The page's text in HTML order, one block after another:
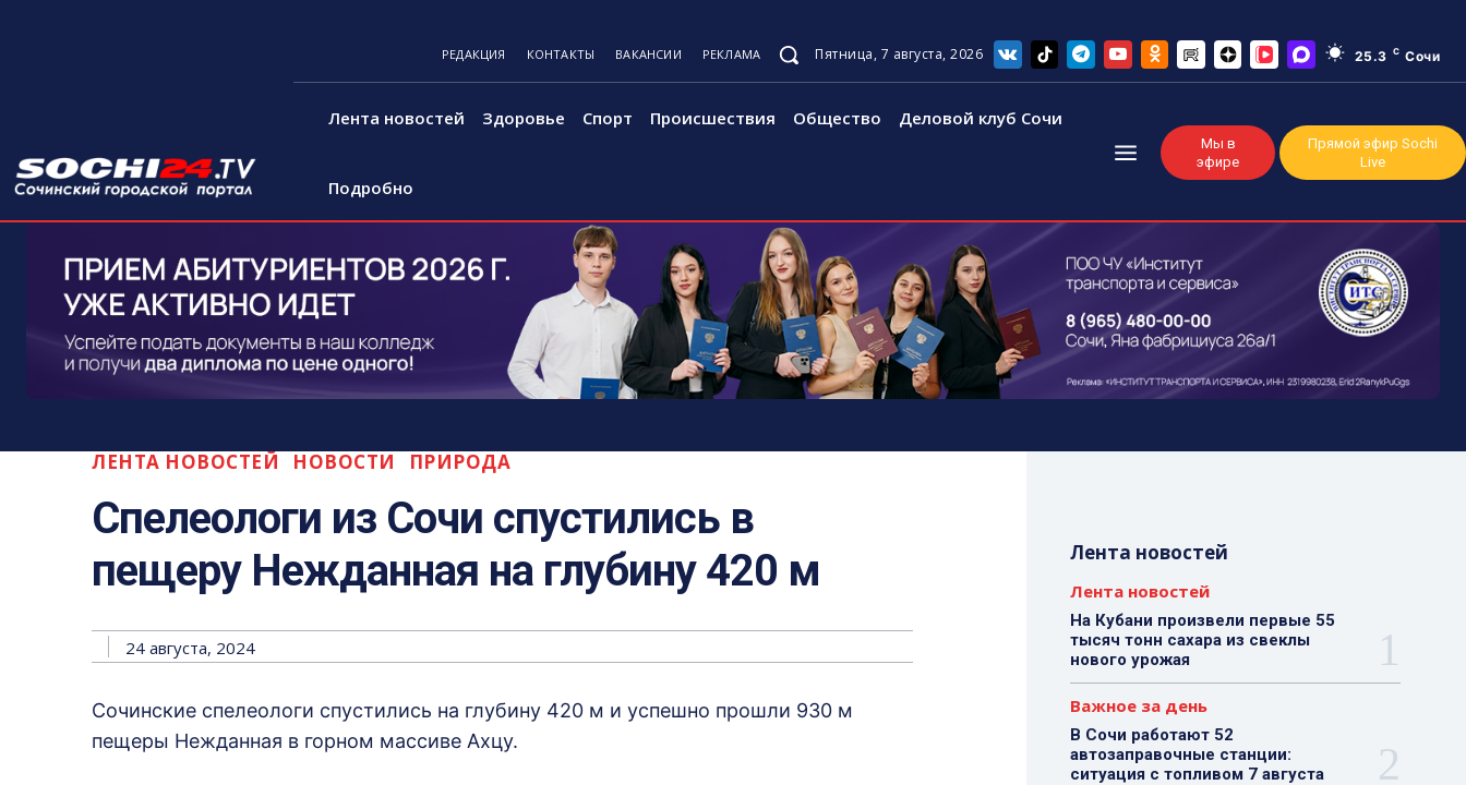
РЕДАКЦИЯ КОНТАКТЫ ВАКАНСИИ РЕКЛАМА Пятница, 7 августа, 2026 25.3 C Сочи
Лента новостей Здоровье Спорт Происшествия Общество Деловой клуб Сочи
Подробно
Мы в
эфире
Прямой эфир Sochi
Live
ЛЕНТА НОВОСТЕЙ НОВОСТИ ПРИРОДА
Спелеологи из Сочи спустились в
пещеру Нежданная на глубину 420 м
24 августа, 2024
Сочинские спелеологи спустились на глубину 420 м и успешно прошли 930 м
пещеры Нежданная в горном массиве Ахцу.
Лента новостей
Лента новостей
На Кубани произвели первые 55
тысяч тонн сахара из свеклы
нового урожая
Важное за день
В Сочи работают 52
автозаправочные станции:
ситуация с топливом 7 августа